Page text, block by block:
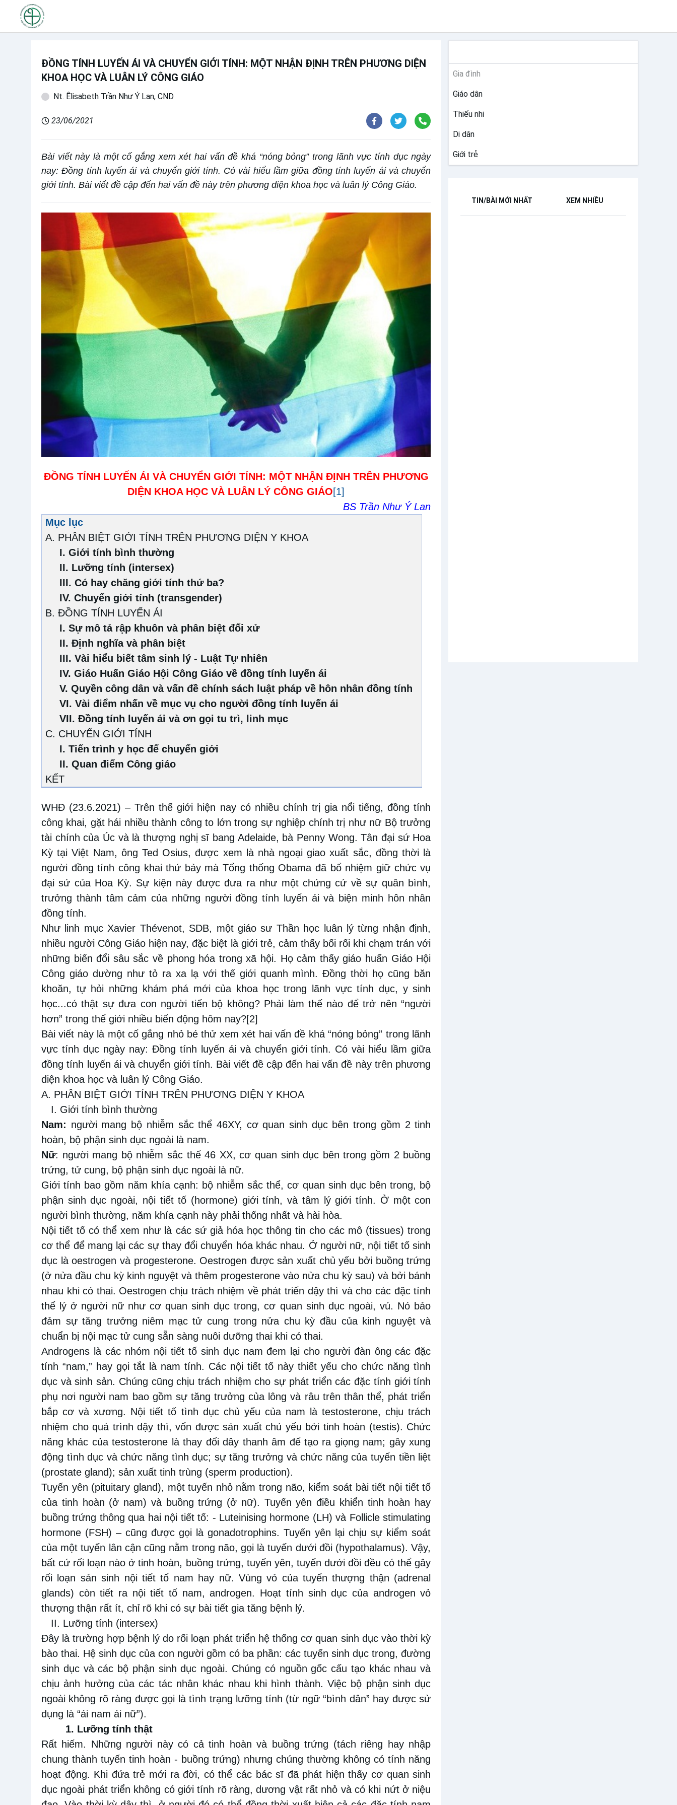
ĐỒNG TÍNH LUYẾN ÁI VÀ CHUYỂN GIỚI TÍNH: MỘT NHẬN ĐỊNH TRÊN PHƯƠNG DIỆN
KHOA HỌC VÀ LUÂN LÝ CÔNG GIÁO
Nt. Êlisabeth Trần Như Ý Lan, CND
23/06/2021
Bài viết này là một cố gắng xem xét hai vấn đề khá “nóng bỏng” trong lãnh vực tính dục ngày
nay: Đồng tính luyến ái và chuyển giới tính. Có vài hiểu lầm giữa đồng tính luyến ái và chuyển
giới tính. Bài viết đề cập đến hai vấn đề này trên phương diện khoa học và luân lý Công Giáo.
ĐỒNG TÍNH LUYẾN ÁI VÀ CHUYỂN GIỚI TÍNH: MỘT NHẬN ĐỊNH TRÊN PHƯƠNG
DIỆN KHOA HỌC VÀ LUÂN LÝ CÔNG GIÁO[1]
BS Trần Như Ý Lan
Mục lục
A. PHÂN BIỆT GIỚI TÍNH TRÊN PHƯƠNG DIỆN Y KHOA
I. Giới tính bình thường
II. Lưỡng tính (intersex)
III. Có hay chăng giới tính thứ ba?
IV. Chuyển giới tính (transgender)
B. ĐỒNG TÍNH LUYẾN ÁI
I. Sự mô tả rập khuôn và phân biệt đối xử
II. Định nghĩa và phân biệt
III. Vài hiểu biết tâm sinh lý - Luật Tự nhiên
IV. Giáo Huấn Giáo Hội Công Giáo về đồng tính luyến ái
V. Quyền công dân và vấn đề chính sách luật pháp về hôn nhân đồng tính
VI. Vài điểm nhấn về mục vụ cho người đồng tính luyến ái
VII. Đồng tính luyến ái và ơn gọi tu trì, linh mục
C. CHUYỂN GIỚI TÍNH
I. Tiến trình y học để chuyển giới
II. Quan điểm Công giáo
KẾT
WHĐ (23.6.2021) – Trên thế giới hiện nay có nhiều chính trị gia nổi tiếng, đồng tính
công khai, gặt hái nhiều thành công to lớn trong sự nghiệp chính trị như nữ Bộ trưởng
tài chính của Úc và là thượng nghị sĩ bang Adelaide, bà Penny Wong. Tân đại sứ Hoa
Kỳ tại Việt Nam, ông Ted Osius, được xem là nhà ngoại giao xuất sắc, đồng thời là
người đồng tính công khai thứ bảy mà Tổng thống Obama đã bổ nhiệm giữ chức vụ
đại sứ của Hoa Kỳ. Sự kiện này được đưa ra như một chứng cứ về sự quân bình,
trưởng thành tâm cảm của những người đồng tính luyến ái và biện minh hôn nhân
đồng tính.
Như linh mục Xavier Thévenot, SDB, một giáo sư Thần học luân lý từng nhận định,
nhiều người Công Giáo hiện nay, đặc biệt là giới trẻ, cảm thấy bối rối khi chạm trán với
những biến đổi sâu sắc về phong hóa trong xã hội. Họ cảm thấy giáo huấn Giáo Hội
Công giáo dường như tỏ ra xa lạ với thế giới quanh mình. Đồng thời họ cũng băn
khoăn, tự hỏi những khám phá mới của khoa học trong lãnh vực tính dục, y sinh
học...có thật sự đưa con người tiến bộ không? Phải làm thế nào để trở nên “người
hơn” trong thế giới nhiều biến động hôm nay?[2]
Bài viết này là một cố gắng nhỏ bé thử xem xét hai vấn đề khá “nóng bỏng” trong lãnh
vực tính dục ngày nay: Đồng tính luyến ái và chuyển giới tính. Có vài hiểu lầm giữa
đồng tính luyến ái và chuyển giới tính. Bài viết đề cập đến hai vấn đề này trên phương
diện khoa học và luân lý Công Giáo.
A. PHÂN BIỆT GIỚI TÍNH TRÊN PHƯƠNG DIỆN Y KHOA
I. Giới tính bình thường
Nam: người mang bộ nhiễm sắc thể 46XY, cơ quan sinh dục bên trong gồm 2 tinh
hoàn, bộ phận sinh dục ngoài là nam.
Nữ: người mang bộ nhiễm sắc thể 46 XX, cơ quan sinh dục bên trong gồm 2 buồng
trứng, tử cung, bộ phận sinh dục ngoài là nữ.
Giới tính bao gồm năm khía cạnh: bộ nhiễm sắc thể, cơ quan sinh dục bên trong, bộ
phận sinh dục ngoài, nội tiết tố (hormone) giới tính, và tâm lý giới tính. Ở một con
người bình thường, năm khía cạnh này phải thống nhất và hài hòa.
Nội tiết tố có thể xem như là các sứ giả hóa học thông tin cho các mô (tissues) trong
cơ thể để mang lại các sự thay đổi chuyển hóa khác nhau. Ở người nữ, nội tiết tố sinh
dục là oestrogen và progesterone. Oestrogen được sản xuất chủ yếu bởi buồng trứng
(ở nửa đầu chu kỳ kinh nguyệt và thêm progesterone vào nửa chu kỳ sau) và bởi bánh
nhau khi có thai. Oestrogen chịu trách nhiệm về phát triển dậy thì và cho các đặc tính
thể lý ở người nữ như cơ quan sinh dục trong, cơ quan sinh dục ngoài, vú. Nó bảo
đảm sự tăng trưởng niêm mạc tử cung trong nửa chu kỳ đầu của kinh nguyệt và
chuẩn bị nội mạc tử cung sẵn sàng nuôi dưỡng thai khi có thai.
Androgens là các nhóm nội tiết tố sinh dục nam đem lại cho người đàn ông các đặc
tính “nam,” hay gọi tắt là nam tính. Các nội tiết tố này thiết yếu cho chức năng tình
dục và sinh sản. Chúng cũng chịu trách nhiệm cho sự phát triển các đặc tính giới tính
phụ nơi người nam bao gồm sự tăng trưởng của lông và râu trên thân thể, phát triển
bắp cơ và xương. Nội tiết tố tình dục chủ yếu của nam là testosterone, chịu trách
nhiệm cho quá trình dậy thì, vốn được sản xuất chủ yếu bởi tinh hoàn (testis). Chức
năng khác của testosterone là thay đổi dây thanh âm để tạo ra giọng nam; gây xung
động tình dục và chức năng tình dục; sự tăng trưởng và chức năng của tuyến tiền liệt
(prostate gland); sản xuất tinh trùng (sperm production).
Tuyến yên (pituitary gland), một tuyến nhỏ nằm trong não, kiểm soát bài tiết nội tiết tố
của tinh hoàn (ở nam) và buồng trứng (ở nữ). Tuyến yên điều khiển tinh hoàn hay
buồng trứng thông qua hai nội tiết tố: - Luteinising hormone (LH) và Follicle stimulating
hormone (FSH) – cũng được gọi là gonadotrophins. Tuyến yên lại chịu sự kiểm soát
của một tuyến lân cận cũng nằm trong não, gọi là tuyến dưới đồi (hypothalamus). Vậy,
bất cứ rối loạn nào ở tinh hoàn, buồng trứng, tuyến yên, tuyến dưới đồi đều có thể gây
rối loạn sản sinh nội tiết tố nam hay nữ. Vùng vỏ của tuyến thượng thận (adrenal
glands) còn tiết ra nội tiết tố nam, androgen. Hoạt tính sinh dục của androgen vỏ
thượng thận rất ít, chỉ rõ khi có sự bài tiết gia tăng bệnh lý.
II. Lưỡng tính (intersex)
Đây là trường hợp bệnh lý do rối loạn phát triển hệ thống cơ quan sinh dục vào thời kỳ
bào thai. Hệ sinh dục của con người gồm có ba phần: các tuyến sinh dục trong, đường
sinh dục và các bộ phận sinh dục ngoài. Chúng có nguồn gốc cấu tạo khác nhau và
chịu ảnh hưởng của các tác nhân khác nhau khi hình thành. Việc bộ phận sinh dục
ngoài không rõ ràng được gọi là tình trạng lưỡng tính (từ ngữ “bình dân” hay được sử
dụng là “ái nam ái nữ”).
1. Lưỡng tính thật
Rất hiếm. Những người này có cả tinh hoàn và buồng trứng (tách riêng hay nhập
chung thành tuyến tinh hoàn - buồng trứng) nhưng chúng thường không có tính năng
hoạt động. Khi đứa trẻ mới ra đời, có thể các bác sĩ đã phát hiện thấy cơ quan sinh
dục ngoài phát triển không có giới tính rõ ràng, dương vật rất nhỏ và có khi nứt ở niệu
Gia đình
Giáo dân
Thiếu nhi
Di dân
Giới trẻ
TIN/BÀI MỚI NHẤT XEM NHIỀU